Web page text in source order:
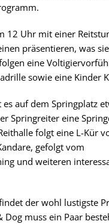
12 Uhr mit einer
präsentieren, was
eine
sowie eine Kinder
auf dem Springplatz
Springreiter eine
folgt eine L-Kür
gefolgt vom
und weiteren
der wohl lustigste
Dog muss ein Paar